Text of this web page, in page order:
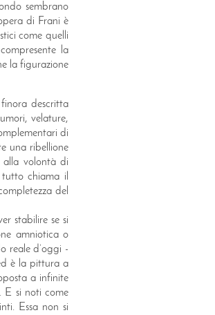
sembrano
di Frani è
come quelli
la
la figurazione
descritta
velature,
di
una ribellione
alla volontà di
chiama il
del
stabilire se si
amniotica o
reale d’oggi -
è la pittura a
a infinite
E si noti come
Essa non si